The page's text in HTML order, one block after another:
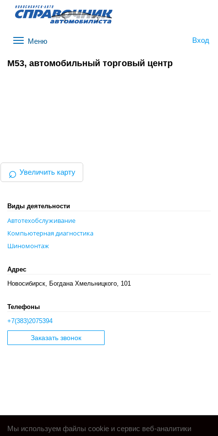
Вход
M53, автомобильный торговый центр
⌕ Увеличить карту
Виды деятельности
Автотехобслуживание
Компьютерная диагностика
Шиномонтаж
Адрес
Новосибирск, Богдана Хмельницкого, 101
Телефоны
+7(383)2075394
Заказать звонок
Мы используем файлы cookie и сервис веб-аналитики